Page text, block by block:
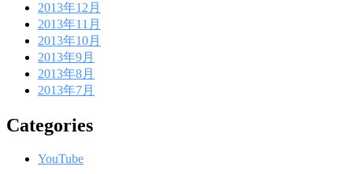
2013年12月
2013年11月
2013年10月
2013年9月
2013年8月
2013年7月
Categories
YouTube